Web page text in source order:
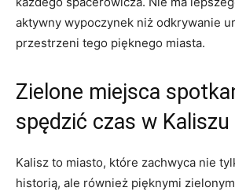
aktywny wypoczynek niż odkrywanie⁤
przestrzeni tego pięknego miasta.
Zielone miejsca
spędzić ​czas w Kaliszu
Kalisz to miasto, które zachwyca nie
historią, ale również pięknymi